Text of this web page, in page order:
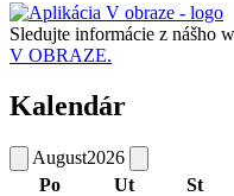
Sledujte informácie z nášho
V OBRAZE.
Kalendár
August2026
Po
Ut St